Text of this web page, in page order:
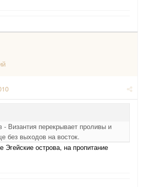
- Византия перекрывает проливы и
без выходов на восток.
острова, на пропитание